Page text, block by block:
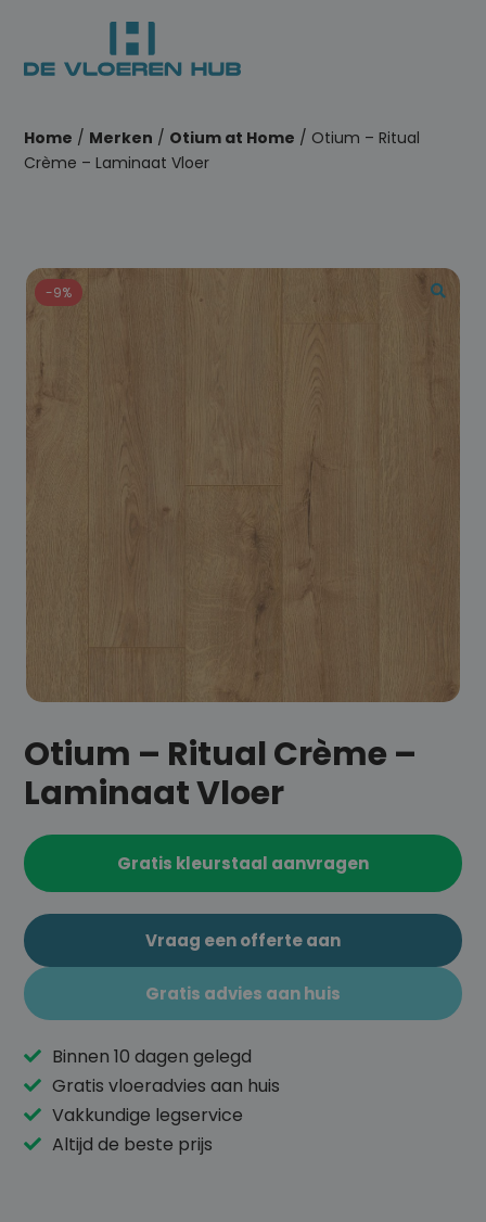
Home / Merken / Otium at Home / Otium – Ritual
Crème – Laminaat Vloer
-9%
Otium – Ritual Crème –
Laminaat Vloer
Gratis kleurstaal aanvragen
Vraag een offerte aan
Gratis advies aan huis
Binnen 10 dagen gelegd
Gratis vloeradvies aan huis
Vakkundige legservice
Altijd de beste prijs